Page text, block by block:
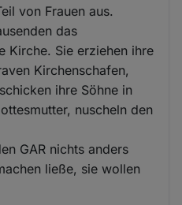
von Frauen aus.
das
Kirche. Sie erziehen ihre
Kirchenschafen,
ihre Söhne in
nuscheln den
GAR nichts anders
ließe, sie wollen